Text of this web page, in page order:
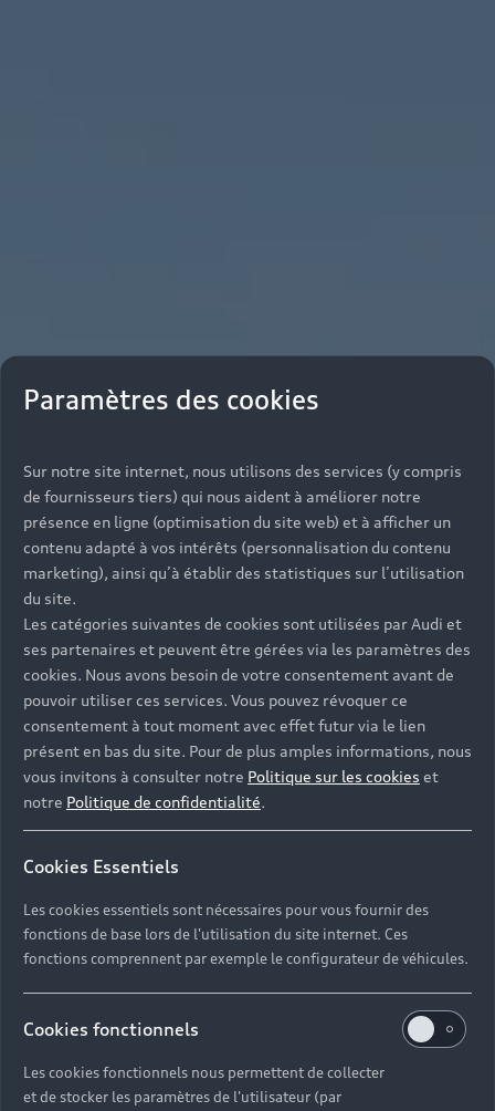
Paramètres des cookies
Sur notre site internet, nous utilisons des services (y compris
de fournisseurs tiers) qui nous aident à améliorer notre
présence en ligne (optimisation du site web) et à afficher un
contenu adapté à vos intérêts (personnalisation du contenu
marketing), ainsi qu’à établir des statistiques sur l’utilisation
du site.
Les catégories suivantes de cookies sont utilisées par Audi et
ses partenaires et peuvent être gérées via les paramètres des
cookies. Nous avons besoin de votre consentement avant de
pouvoir utiliser ces services. Vous pouvez révoquer ce
consentement à tout moment avec effet futur via le lien
présent en bas du site. Pour de plus amples informations, nous
vous invitons à consulter notre Politique sur les cookies et
notre Politique de confidentialité.
Cookies Essentiels
Les cookies essentiels sont nécessaires pour vous fournir des
fonctions de base lors de l'utilisation du site internet. Ces
fonctions comprennent par exemple le configurateur de véhicules.
Cookies fonctionnels
Les cookies fonctionnels nous permettent de collecter
et de stocker les paramètres de l'utilisateur (par